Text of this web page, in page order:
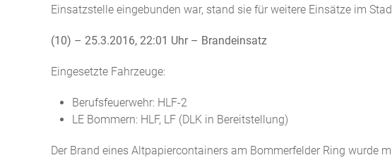
Einsatzstelle eingebunden war, stand sie für weitere Einsätze im
(10) – 25.3.2016, 22:01 Uhr – Brandeinsatz
Eingesetzte Fahrzeuge:
Berufsfeuerwehr: HLF-2
LE Bommern: HLF, LF (DLK in Bereitstellung)
Der Brand eines Altpapiercontainers am Bommerfelder Ring wurde